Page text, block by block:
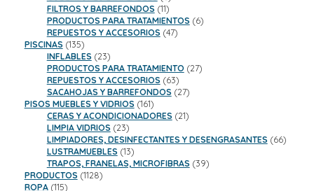
productos
FILTROS Y BARREFONDOS 1111
productos
PRODUCTOS PARA TRATAMIENTOS 66
REPUESTOS Y ACCESORIOS 4747
PISCINAS 135135
productos
INFLABLES 2323
productos
PRODUCTOS PARA TRATAMIENTO 2727
REPUESTOS Y ACCESORIOS 6363
productos
SACAHOJAS Y BARREFONDOS 2727
PISOS MUEBLES Y VIDRIOS 161161
productos
CERAS Y ACONDICIONADORES 2121
LIMPIA VIDRIOS 2323
productos
LIMPIADORES, DESINFECTANTES Y DESENGRASANTES 6666
LUSTRAMUEBLES 1313
productos
TRAPOS, FRANELAS, MICROFIBRAS 3939
PRODUCTOS 11281128
ROPA 115115